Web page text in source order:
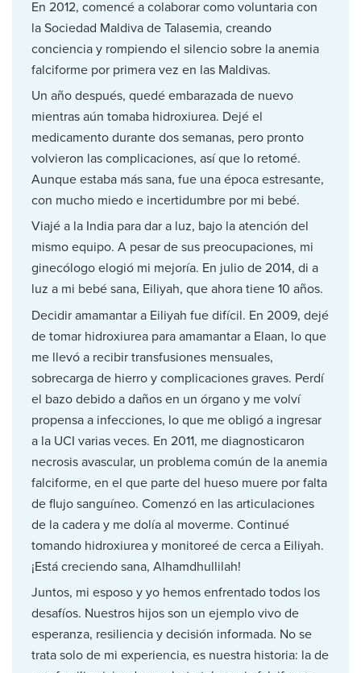
En 2012, comencé a colaborar como voluntaria con
la Sociedad Maldiva de Talasemia, creando
conciencia y rompiendo el silencio sobre la anemia
falciforme por primera vez en las Maldivas.
Un año después, quedé embarazada de nuevo
mientras aún tomaba hidroxiurea. Dejé el
medicamento durante dos semanas, pero pronto
volvieron las complicaciones, así que lo retomé.
Aunque estaba más sana, fue una época estresante,
con mucho miedo e incertidumbre por mi bebé.
Viajé a la India para dar a luz, bajo la atención del
mismo equipo. A pesar de sus preocupaciones, mi
ginecólogo elogió mi mejoría. En julio de 2014, di a
luz a mi bebé sana, Eiliyah, que ahora tiene 10 años.
Decidir amamantar a Eiliyah fue difícil. En 2009, dejé
de tomar hidroxiurea para amamantar a Elaan, lo que
me llevó a recibir transfusiones mensuales,
sobrecarga de hierro y complicaciones graves. Perdí
el bazo debido a daños en un órgano y me volví
propensa a infecciones, lo que me obligó a ingresar
a la UCI varias veces. En 2011, me diagnosticaron
necrosis avascular, un problema común de la anemia
falciforme, en el que parte del hueso muere por falta
de flujo sanguíneo. Comenzó en las articulaciones
de la cadera y me dolía al moverme. Continué
tomando hidroxiurea y monitoreé de cerca a Eiliyah.
¡Está creciendo sana, Alhamdhullilah!
Juntos, mi esposo y yo hemos enfrentado todos los
desafíos. Nuestros hijos son un ejemplo vivo de
esperanza, resiliencia y decisión informada. No se
trata solo de mi experiencia, es nuestra historia: la de